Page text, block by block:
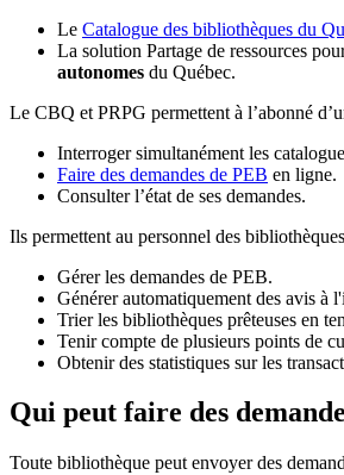
Le Catalogue des bibliothèques du
La solution Partage de ressources
autonomes du Québec.
Le CBQ et PRPG permettent à l’abonné
Interroger simultanément les
Faire des demandes de PEB en ligne.
Consulter l’état de ses demandes.
Ils permettent au personnel des
Gérer les demandes de PEB.
Générer automatiquement des avis à
Trier les bibliothèques prêteuses en
Tenir compte de plusieurs points de
Obtenir des statistiques sur les
Qui peut faire des
Toute bibliothèque peut envoyer des